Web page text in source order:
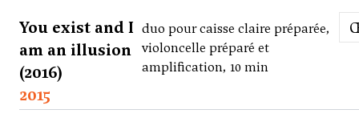
You exist and I
am an illusion
(2016)
duo pour caisse claire préparée,
violoncelle préparé et
amplification, 10 min
2015